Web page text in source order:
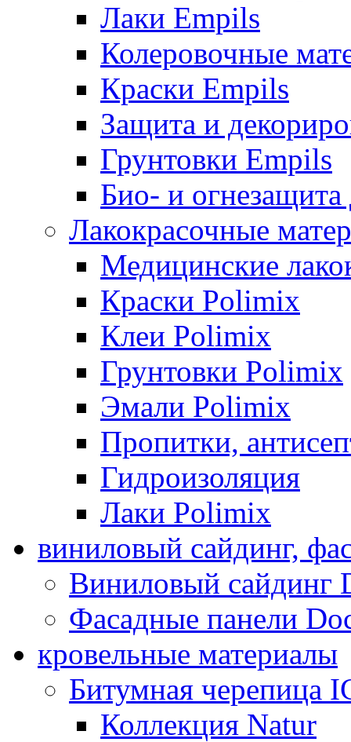
Лаки Empils
Колеровочные
Краски Empils
Защита и
Грунтовки Empils
Био- и
Лакокрасочные
Медицинские
Краски Polimix
Клеи Polimix
Грунтовки Polimix
Эмали Polimix
Пропитки,
Гидроизоляция
Лаки Polimix
виниловый сайдинг,
Виниловый сайдинг
Фасадные панели
кровельные материалы
Битумная черепица
Коллекция Natur